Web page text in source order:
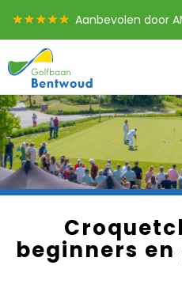
Aanbevolen door
0172 - 58 30 10
Baanstatus
beginners